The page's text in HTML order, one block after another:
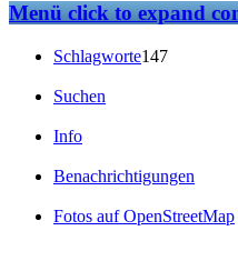
Menüclick to expand
Schlagworte147
Suchen
Info
Benachrichtigungen
Fotos auf OpenStreetMap